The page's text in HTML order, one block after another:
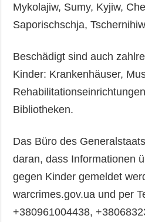
Mykolajiw, Sumy, Kyjiw,
Saporischschja,
Beschädigt sind auch
Kinder: Krankenhäuser,
Bibliotheken.
Das Büro des
daran, dass Informationen
gegen Kinder gemeldet
warcrimes.gov.ua und per
+380961004438,